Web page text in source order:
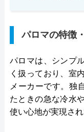
パロマの特徴
パロマは、シンプ
く扱っており、室
メーカーです。独
たときの急な冷水
使い心地が実現され